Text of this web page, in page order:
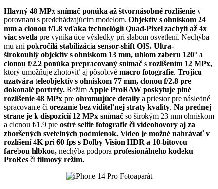
Hlavný 48 MPx snímač ponúka až štvornásobné rozlíšenie v
porovnaní s predchádzajúcim modelom. Objektív s ohniskom 24
mm a clonou f/1.8 vďaka technológií Quad-Pixel zachytí až 4x
viac svetla pre vynikajúce výsledky pri slabom osvetlení. Nechýba
mu ani pokročilá stabilizácia sensor-shift OIS. Ultra-
širokouhlý objektív s ohniskom 13 mm, uhlom záberu 120° a
clonou f/2.2 ponúka prepracovaný snímač s rozlíšením 12 MPx,
ktorý umožňuje zhotoviť aj pôsobivé macro fotografie. Trojicu
uzatvára teleobjektív s ohniskom 77 mm, clonou f/2.8 pre
dokonalé portréty. Režim Apple ProRAW poskytuje plné
rozlíšenie 48 MPx pre ohromujúce detaily a priestor pre následné
spracovanie či orezanie bez viditeľnej straty kvality. Na prednej
strane je k dispozícií 12 MPx snímač so širokým 23 mm ohniskom
a clonou f/1.9 pre ostré selfie fotografie či videohovory aj za
zhoršených svetelných podmienok. Video je možné nahrávať v
rozlíšení 4K pri 60 fps s Dolby Vision HDR a 10-bitovou
farebou hĺbkou, nechýba podpora profesionálneho kodeku
ProRes či filmový režim.